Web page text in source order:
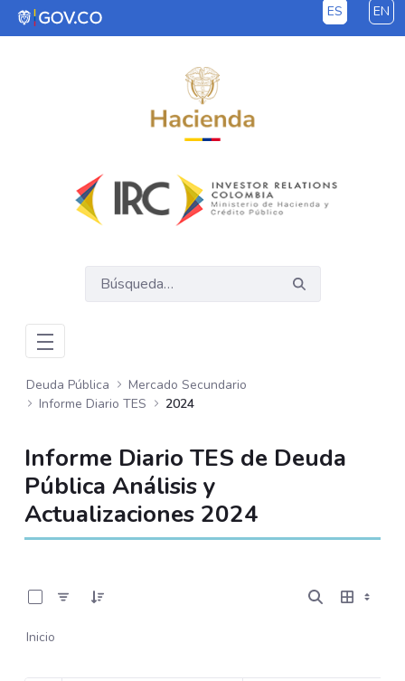
Saltar al contenido principal ES EN
Deuda Pública
Mercado Secundario
Informe Diario TES
2024
Informe Diario TES de Deuda
Pública Análisis y
Actualizaciones 2024
Inicio